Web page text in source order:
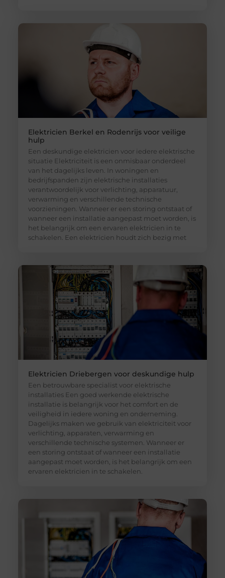
Elektricien Berkel en Rodenrijs voor veilige
hulp
Een deskundige elektricien voor iedere elektrische
situatie Elektriciteit is een onmisbaar onderdeel
van het dagelijks leven. In woningen en
bedrijfspanden zijn elektrische installaties
verantwoordelijk voor verlichting, apparatuur,
verwarming en verschillende technische
voorzieningen. Wanneer er een storing ontstaat of
wanneer een installatie aangepast moet worden, is
het belangrijk om een ervaren elektricien in te
schakelen. Een elektricien houdt zich bezig met
Elektricien Driebergen voor deskundige hulp
Een betrouwbare specialist voor elektrische
installaties Een goed werkende elektrische
installatie is belangrijk voor het comfort en de
veiligheid in iedere woning en onderneming.
Dagelijks maken we gebruik van elektriciteit voor
verlichting, apparaten, verwarming en
verschillende technische systemen. Wanneer er
een storing ontstaat of wanneer een installatie
aangepast moet worden, is het belangrijk om een
ervaren elektricien in te schakelen.